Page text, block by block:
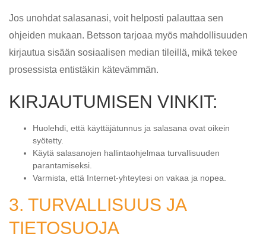
Jos unohdat salasanasi, voit helposti palauttaa sen
ohjeiden mukaan. Betsson tarjoaa myös mahdollisuuden
kirjautua sisään sosiaalisen median tileillä, mikä tekee
prosessista entistäkin kätevämmän.
KIRJAUTUMISEN VINKIT:
Huolehdi, että käyttäjätunnus ja salasana ovat oikein
syötetty.
Käytä salasanojen hallintaohjelmaa turvallisuuden
parantamiseksi.
Varmista, että Internet-yhteytesi on vakaa ja nopea.
3. TURVALLISUUS JA
TIETOSUOJA